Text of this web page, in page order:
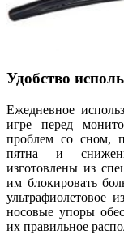
Удобство
Ежедневное
игре перед
проблем со сном,
пятна и
изготовлены из
им блокировать
ультрафиолетовое
носовые упоры
их правильное